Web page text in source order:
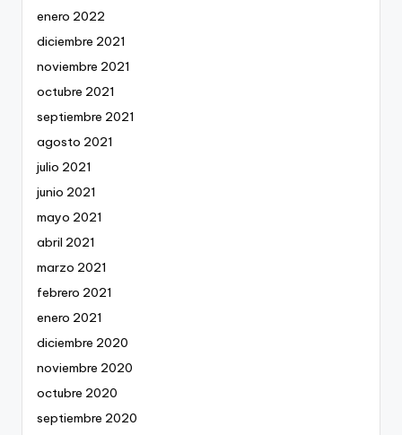
enero 2022
diciembre 2021
noviembre 2021
octubre 2021
septiembre 2021
agosto 2021
julio 2021
junio 2021
mayo 2021
abril 2021
marzo 2021
febrero 2021
enero 2021
diciembre 2020
noviembre 2020
octubre 2020
septiembre 2020